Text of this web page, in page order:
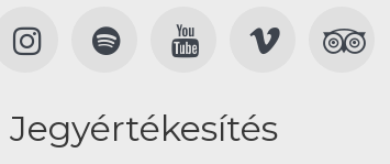
Jegyértékesítés